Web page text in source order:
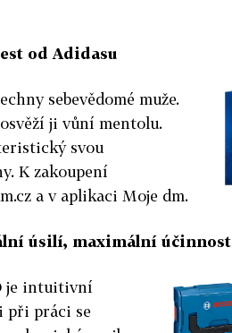
od Adidasu
sebevědomé muže.
ji vůní mentolu.
svou
K zakoupení
a v aplikaci Moje dm.
úsilí, maximální účinnost
je intuitivní
při práci se